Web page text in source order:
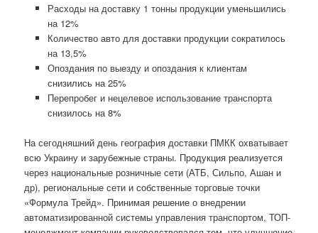
Расходы на доставку 1 тонны продукции уменьшились
на 12%
Количество авто для доставки продукции сократилось
на 13,5%
Опоздания по выезду и опоздания к клиентам
снизились на 25%
Перепробег и нецелевое использование транспорта
снизилось на 8%
На сегодняшний день география доставки ПМКК охватывает
всю Украину и зарубежные страны. Продукция реализуется
через национальные розничные сети (АТБ, Сильпо, Ашан и
др), региональные сети и собственные торговые точки
«Формула Трейд». Принимая решение о внедрении
автоматизированной системы управления транспортом, ТОП-